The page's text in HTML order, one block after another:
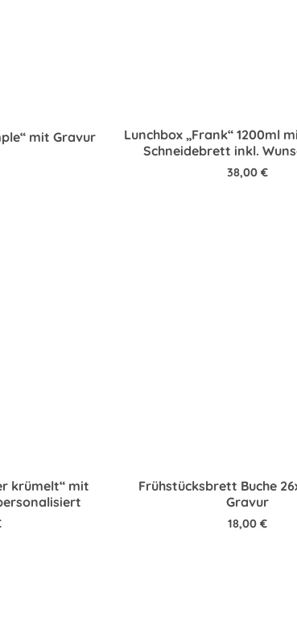
mit Gravur
Lunchbox „Frank“ 1200ml
Schneidebrett inkl.
38,00 €
krümelt“ mit
Frühstücksbrett Buche
Gravur
18,00 €